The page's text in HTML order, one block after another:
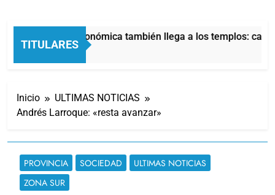
TITULARES
La crisis económica también llega a los templos: casi
2 Horas Atrás
Inicio
ULTIMAS NOTICIAS
Andrés Larroque: «resta avanzar»
PROVINCIA SOCIEDAD
ULTIMAS NOTICIAS
ZONA SUR